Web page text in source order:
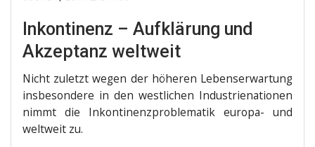
Inkontinenz – Aufklärung und
Akzeptanz weltweit
Nicht zuletzt wegen der höhe­ren Lebens­er­war­tung
ins­be­son­de­re in den west­li­chen Indus­trie­na­tio­nen
nimmt die Inkon­ti­nenz­pro­ble­ma­tik euro­pa- und
welt­weit zu.